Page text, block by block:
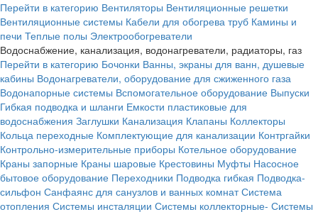
Перейти в категорию Вентиляторы Вентиляционные решетки
Вентиляционные системы Кабели для обогрева труб Камины и
печи Теплые полы Электрообогреватели
Водоснабжение, канализация, водонагреватели, радиаторы, газ
Перейти в категорию Бочонки Ванны, экраны для ванн, душевые
кабины Водонагреватели, оборудование для сжиженного газа
Водонапорные системы Вспомогательное оборудование Выпуски
Гибкая подводка и шланги Емкости пластиковые для
водоснабжения Заглушки Канализация Клапаны Коллекторы
Кольца переходные Комплектующие для канализации Контргайки
Контрольно-измерительные приборы Котельное оборудование
Краны запорные Краны шаровые Крестовины Муфты Насосное
бытовое оборудование Переходники Подводка гибкая Подводка-
сильфон Санфаянс для санузлов и ванных комнат Система
отопления Системы инсталяции Системы коллекторные- Системы